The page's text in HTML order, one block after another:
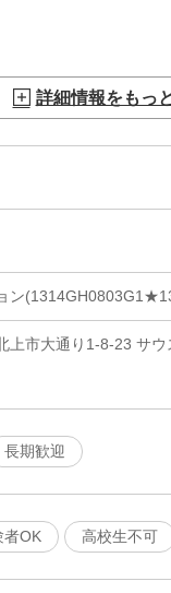
詳細情報をもっ
ン
上市大通り1-8-23 サ
長期歓迎
者OK 高校生不可